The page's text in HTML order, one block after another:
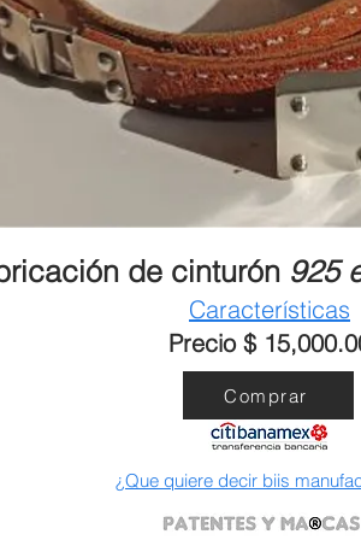
de cinturón 925
Características
Precio $
Comprar
¿Que quiere decir biis